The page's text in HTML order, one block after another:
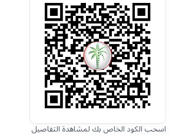
اسحب الكود الخاص بك لمشاهدة التفاصيل